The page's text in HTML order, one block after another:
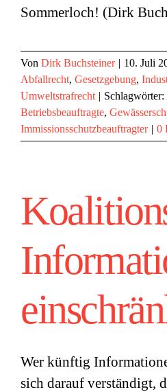
Sommerloch! (Dirk
Von Dirk Buchsteiner | 10. Juli
Abfallrecht, Gesetzgebung,
Umweltstrafrecht | Schlagwörter:
Betriebsbeauftragte,
Immissionsschutzbeauftragter | 0
Wer künftig
sich darauf verständigt,